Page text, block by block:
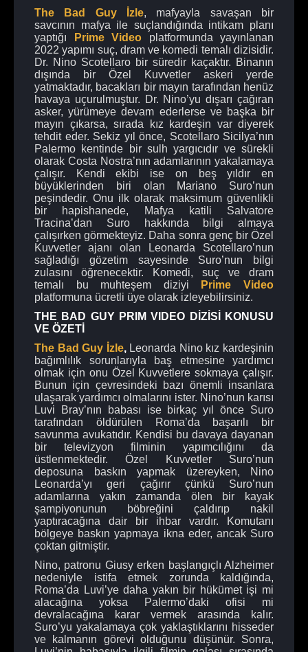
The Bad Guy İzle, mafyayla savaşan bir
savcının mafya ile suçlandığında intikam planı
yaptığı
Prime Video platformunda yayınlanan
2022 yapımı suç, dram ve komedi temalı dizisidir.
Dr. Nino Scotellaro bir süredir kaçaktır. Binanın
dışında bir Özel Kuvvetler askeri yerde
yatmaktadır, bacakları bir mayın tarafından henüz
havaya uçurulmuştur. Dr. Nino’yu dışarı çağıran
asker, yürümeye devam ederlerse ve başka bir
mayın çıkarsa, sırada kız kardeşin var diyerek
tehdit eder. Sekiz yıl önce, Scotellaro Sicilya’nın
Palermo kentinde bir sulh yargıcıdır ve sürekli
olarak Costa Nostra’nın adamlarının yakalamaya
çalışır. Kendi ekibi ise on beş yıldır en
büyüklerinden biri olan Mariano Suro’nun
peşindedir. Onu ilk olarak maksimum güvenlikli
bir hapishanede, Mafya katili Salvatore
Tracina’dan Suro hakkında bilgi almaya
çalışırken görmekteyiz. Daha sonra genç bir Özel
Kuvvetler ajanı olan Leonarda Scotellaro’nun
sağladığı gözetim sayesinde Suro’nun bilgi
zulasını öğrenecektir. Komedi, suç ve dram
temalı bu muhteşem diziyi
Prime Video
platformuna ücretli üye olarak izleyebilirsiniz.
THE BAD GUY PRIM VIDEO DİZİSİ KONUSU
VE ÖZETİ
The Bad Guy İzle, Leonarda Nino kız kardeşinin
bağımlılık sorunlarıyla baş etmesine yardımcı
olmak için onu Özel Kuvvetlere sokmaya çalışır.
Bunun için çevresindeki bazı önemli insanlara
ulaşarak yardımcı olmalarını ister. Nino’nun karısı
Luvi Bray’nın babası ise birkaç yıl önce Suro
tarafından öldürülen Roma’da başarılı bir
savunma avukatıdır. Kendisi bu davaya dayanan
bir televizyon filminin yapımcılığını da
üstlenmektedir. Özel Kuvvetler Suro’nun
deposuna baskın yapmak üzereyken, Nino
Leonarda’yı geri çağırır çünkü Suro’nun
adamlarına yakın zamanda ölen bir kayak
şampiyonunun böbreğini çaldırıp nakil
yaptıracağına dair bir ihbar vardır. Komutanı
bölgeye baskın yapmaya ikna eder, ancak Suro
çoktan gitmiştir.
Nino, patronu Giusy erken başlangıçlı Alzheimer
nedeniyle istifa etmek zorunda kaldığında,
Roma’da Luvi’ye daha yakın bir hükümet işi mi
alacağına yoksa Palermo’daki ofisi mi
devralacağına karar vermek arasında kalır.
Suro’yu yakalamaya çok yaklaştıklarını hisseder
ve kalmanın görevi olduğunu düşünür. Sonra,